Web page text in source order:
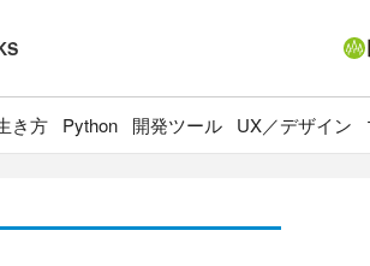
き方 Python 開発ツール UX／デザイン